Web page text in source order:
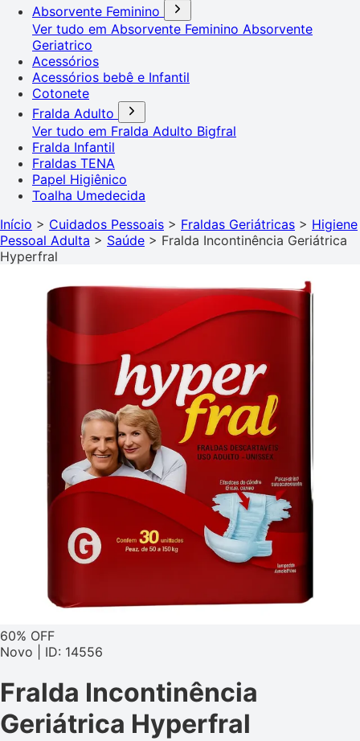
Absorvente Feminino
Ver tudo em Absorvente Feminino Absorvente
Geriatrico
Acessórios
Acessórios bebê e Infantil
Cotonete
Fralda Adulto
Ver tudo em Fralda Adulto Bigfral
Fralda Infantil
Fraldas TENA
Papel Higiênico
Toalha Umedecida
Início > Cuidados Pessoais > Fraldas Geriátricas > Higiene
Pessoal Adulta > Saúde > Fralda Incontinência Geriátrica
Hyperfral
60% OFF
Novo | ID: 14556
Fralda Incontinência
Geriátrica Hyperfral